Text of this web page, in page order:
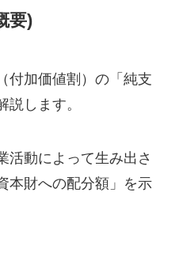
要)
付加価値割）の「純支
します。
活動によって生み出さ
本財への配分額」を示